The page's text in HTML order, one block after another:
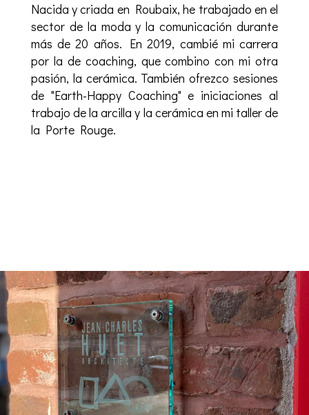
Nacida y criada en Roubaix, he trabajado en el
sector de la moda y la comunicación durante
más de 20 años. En 2019, cambié mi carrera
por la de coaching, que combino con mi otra
pasión, la cerámica. También ofrezco sesiones
de "Earth-Happy Coaching" e iniciaciones al
trabajo de la arcilla y la cerámica en mi taller de
la Porte Rouge.